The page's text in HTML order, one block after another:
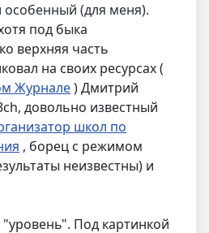
(для меня).
под быка
верхняя часть
на своих ресурсах (
Журнале) Дмитрий
довольно известный
школ по
, борец с режимом
неизвестны) и
"уровень". Под картинкой